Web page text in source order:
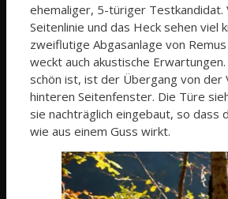
ehemaliger, 5-türiger Testkandidat.
Seitenlinie und das Heck sehen viel
zweiflutige Abgasanlage von
weckt auch akustische
schön ist, ist der Übergang von der
hinteren Seitenfenster. Die Türe
sie nachträglich eingebaut, so dass
wie aus einem Guss wirkt.